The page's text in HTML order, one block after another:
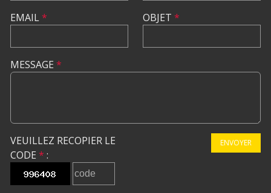
EMAIL* OBJET *
MESSAGE *
VEUILLEZ RECOPIER LE
CODE * :
ENVOYER